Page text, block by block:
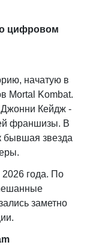
цифровом
начатую в
Mortal Kombat.
Джонни Кейдж -
франшизы. В
бывшая звезда
года. По
заметно